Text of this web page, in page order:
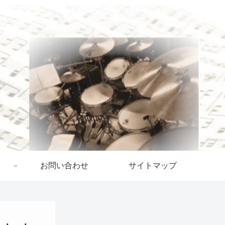
お問い合わせ サイトマップ